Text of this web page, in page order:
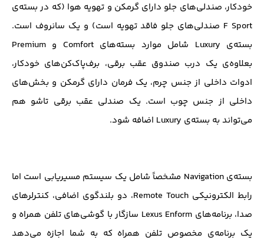
خودکار، صندلی‌های جلو دارای گرمکن و تهویه هوا (که در بسته‌ی
F Sport صندلی‌های جلو فاقد تهویه است) و یک سانروف است.
بسته‌ی Luxury شامل موارد بسته‌های Comfort و Premium
بعلاوه‌ی یک درب صندوق عقب برقی، برف‌پاک‌کن‌های خودکار،
ادوات داخلی از جنس چرم، یک فرمان دارای گرمکن و بخش‌های
داخلی از جنس چوب است. یک صندلی عقب برقی تاشو هم
می‌تواند به بسته‌ی Luxury اضافه شود.
بسته‌ی Navigation مشخصاً شامل یک سیستم مسیریابی است اما
رابط الکترونیکی Remote Touch، دو بلندگوی اضافی، کنترلرهای
صدا، برنامه‌های Lexus Enform سازگار با گوشی‌های تلفن همراه و
یک برنامه‌ی مخصوص تلفن همراه که به شما اجازه می‌دهد